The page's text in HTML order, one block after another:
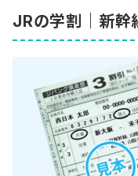
JRの学割｜新幹